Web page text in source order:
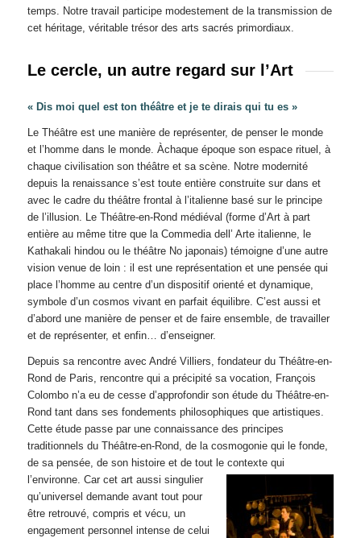
temps. Notre travail participe modestement de la transmission de
cet héritage, véritable trésor des arts sacrés primordiaux.
Le cercle, un autre regard sur l’Art
« Dis moi quel est ton théâtre et je te dirais qui tu es »
Le Théâtre est une manière de représenter, de penser le monde
et l’homme dans le monde. Àchaque époque son espace rituel, à
chaque civilisation son théâtre et sa scène. Notre modernité
depuis la renaissance s’est toute entière construite sur dans et
avec le cadre du théâtre frontal à l’italienne basé sur le principe
de l’illusion. Le Théâtre-en-Rond médiéval (forme d’Art à part
entière au même titre que la Commedia dell’ Arte italienne, le
Kathakali hindou ou le théâtre No japonais) témoigne d’une autre
vision venue de loin : il est une représentation et une pensée qui
place l’homme au centre d’un dispositif orienté et dynamique,
symbole d’un cosmos vivant en parfait équilibre. C’est aussi et
d’abord une manière de penser et de faire ensemble, de travailler
et de représenter, et enfin… d’enseigner.
Depuis sa rencontre avec André Villiers, fondateur du Théâtre-en-
Rond de Paris, rencontre qui a précipité sa vocation, François
Colombo n’a eu de cesse d’approfondir son étude du Théâtre-en-
Rond tant dans ses fondements philosophiques que artistiques.
Cette étude passe par une connaissance des principes
traditionnels du Théâtre-en-Rond, de la cosmogonie qui le fonde,
de sa pensée, de son histoire et de tout le contexte qui
l’environne. Car cet art aussi singulier
qu’universel demande avant tout pour
être retrouvé, compris et vécu, un
engagement personnel intense de celui